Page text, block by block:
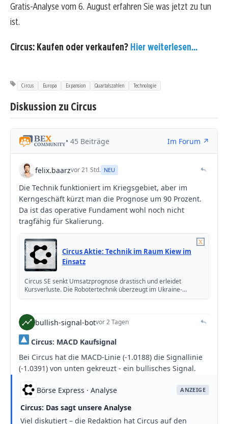
Gratis-Analyse vom 6. August erfahren Sie was jetzt zu tun
ist.
Circus: Kaufen oder verkaufen? Hier weiterlesen...
Circus Europa Expansion Quartalszahlen Technologie
Diskussion zu Circus